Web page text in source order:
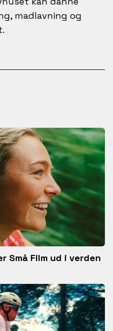
madlavning og
Små Film ud i verden